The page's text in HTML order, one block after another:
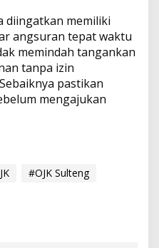
diingatkan memiliki
angsuran tepat waktu
memindah tangankan
tanpa izin
pastikan
mengajukan
#OJK Sulteng